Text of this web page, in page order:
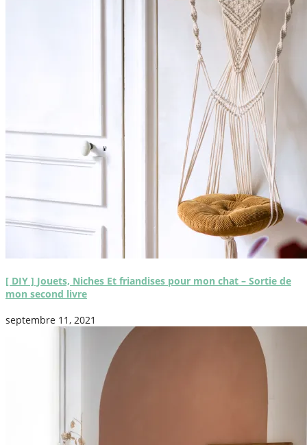
[ DIY ] Jouets, Niches Et friandises pour mon chat – Sortie de
mon second livre
septembre 11, 2021